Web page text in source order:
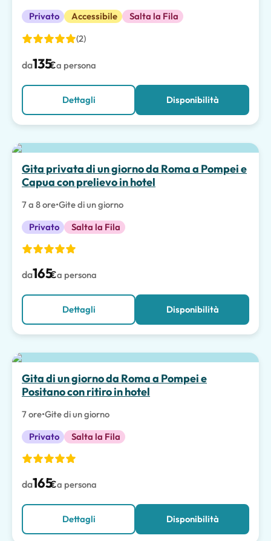
Privato
Accessibile
Salta la Fila
(2)
da135€a persona
Dettagli Disponibilità
Esperienze Speciali
Gita privata di un giorno da Roma a Pompei e
Capua con prelievo in hotel
7 a 8 ore•Gite di un giorno
Privato
Salta la Fila
da165€a persona
Dettagli Disponibilità
Scelta migliore
Gita di un giorno da Roma a Pompei e
Positano con ritiro in hotel
7 ore•Gite di un giorno
Privato
Salta la Fila
da165€a persona
Dettagli Disponibilità